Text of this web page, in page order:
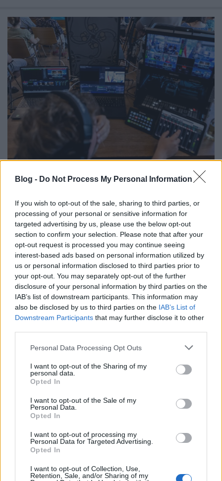
Blog - Do Not Process My Personal Information
If you wish to opt-out of the sale, sharing to third parties, or
processing of your personal or sensitive information for
targeted advertising by us, please use the below opt-out
section to confirm your selection. Please note that after your
opt-out request is processed you may continue seeing
interest-based ads based on personal information utilized by
us or personal information disclosed to third parties prior to
your opt-out. You may separately opt-out of the further
disclosure of your personal information by third parties on the
IAB’s list of downstream participants. This information may
also be disclosed by us to third parties on the IAB’s List of
Downstream Participants that may further disclose it to other
Please note that this website/app uses one or more Google
not limited to your visit or usage behaviour. You may click to
grant or deny consent to Google and its third-party tags to
use your data for below specified purposes in below Google
consent section.
Personal Data Processing Opt Outs
I want to opt-out of the Sharing of my
personal data.
Opted In
I want to opt-out of the Sale of my
Personal Data.
Opted In
I want to opt-out of processing my
Personal Data for Targeted Advertising.
Opted In
I want to opt-out of Collection, Use,
Retention, Sale, and/or Sharing of my
Ponttól
Európa Pont•2026. július 19.
Júniusban újabb szezont zártunk: tavaly ősztől
vendégünk volt többek közt Jakupcsek Gabriella,
Nyáry Krisztián, Pogátsa Zoltán, Szabados Ági, ...
Találkozzunk a fesztiválokon is!
Európa Pont•2026. július 16.
Az Európa Pont július 21-től augusztus 21-ig zárva
tart, és szeptemberig nem tartunk rendezvényeket,